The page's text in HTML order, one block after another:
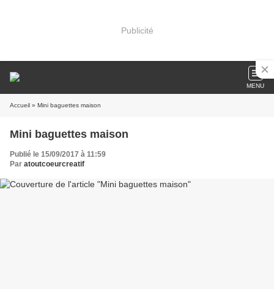
Publicité
MENU
Accueil » Mini baguettes maison
Mini baguettes maison
Publié le 15/09/2017 à 11:59
Par atoutcoeurcreatif